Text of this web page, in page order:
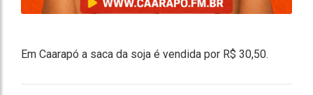
Em Caarapó a saca da soja é vendida por R$ 30,50.